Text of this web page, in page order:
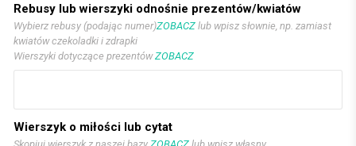
Rebusy lub wierszyki odnośnie prezentów/kwiatów
Wybierz rebusy (podając numer)ZOBACZ lub wpisz słownie, np. zamiast
kwiatów czekoladki i zdrapki
Wierszyki dotyczące prezentówZOBACZ
Wierszyk o miłości lub cytat